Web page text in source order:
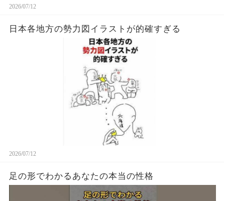
2026/07/12
日本各地方の勢力図イラストが的確すぎる
2026/07/12
足の形でわかるあなたの本当の性格